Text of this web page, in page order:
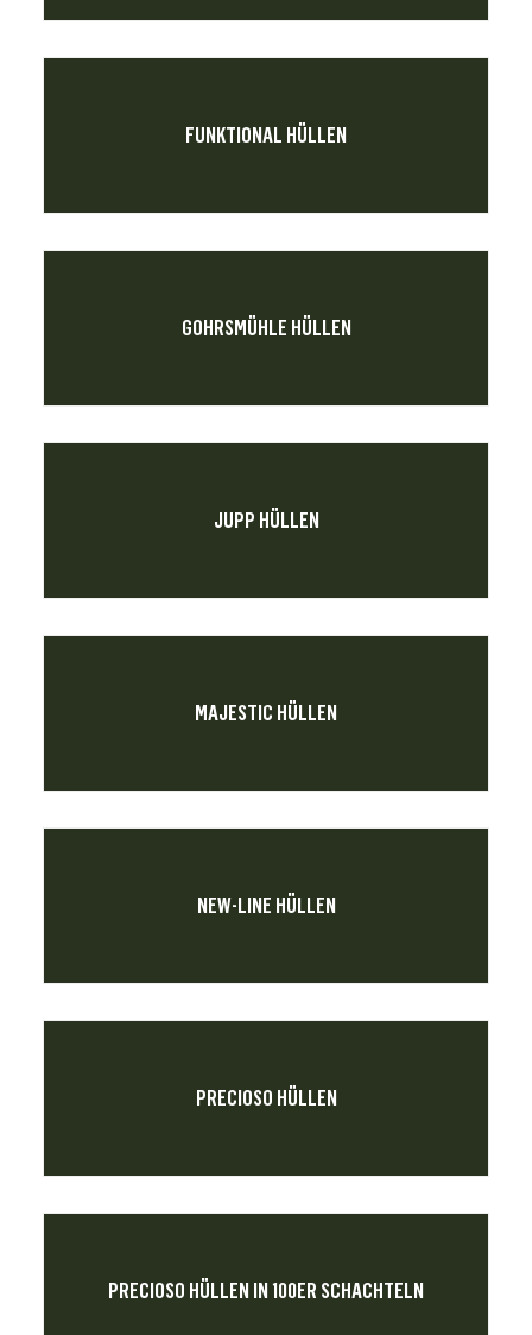
FUNKTIONAL HÜLLEN
GOHRSMÜHLE HÜLLEN
JUPP HÜLLEN
MAJESTIC HÜLLEN
NEW-LINE HÜLLEN
PRECIOSO HÜLLEN
PRECIOSO HÜLLEN IN 100ER SCHACHTELN